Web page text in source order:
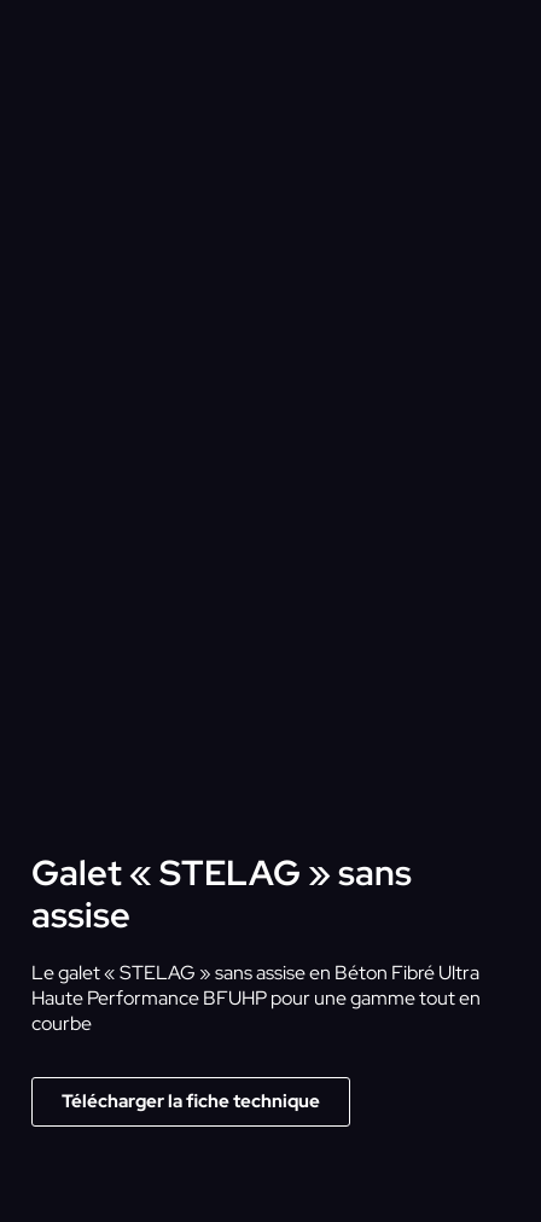
Galet « STELAG » sans
assise
Le galet « STELAG » sans assise en Béton Fibré Ultra
Haute Performance BFUHP pour une gamme tout en
courbe
Télécharger la fiche technique